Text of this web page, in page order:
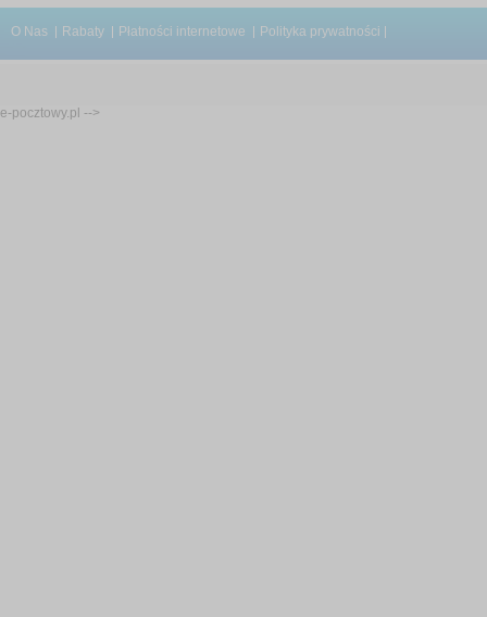
O Nas Rabaty Płatności internetowe Polityka prywatności
e-pocztowy.pl -->